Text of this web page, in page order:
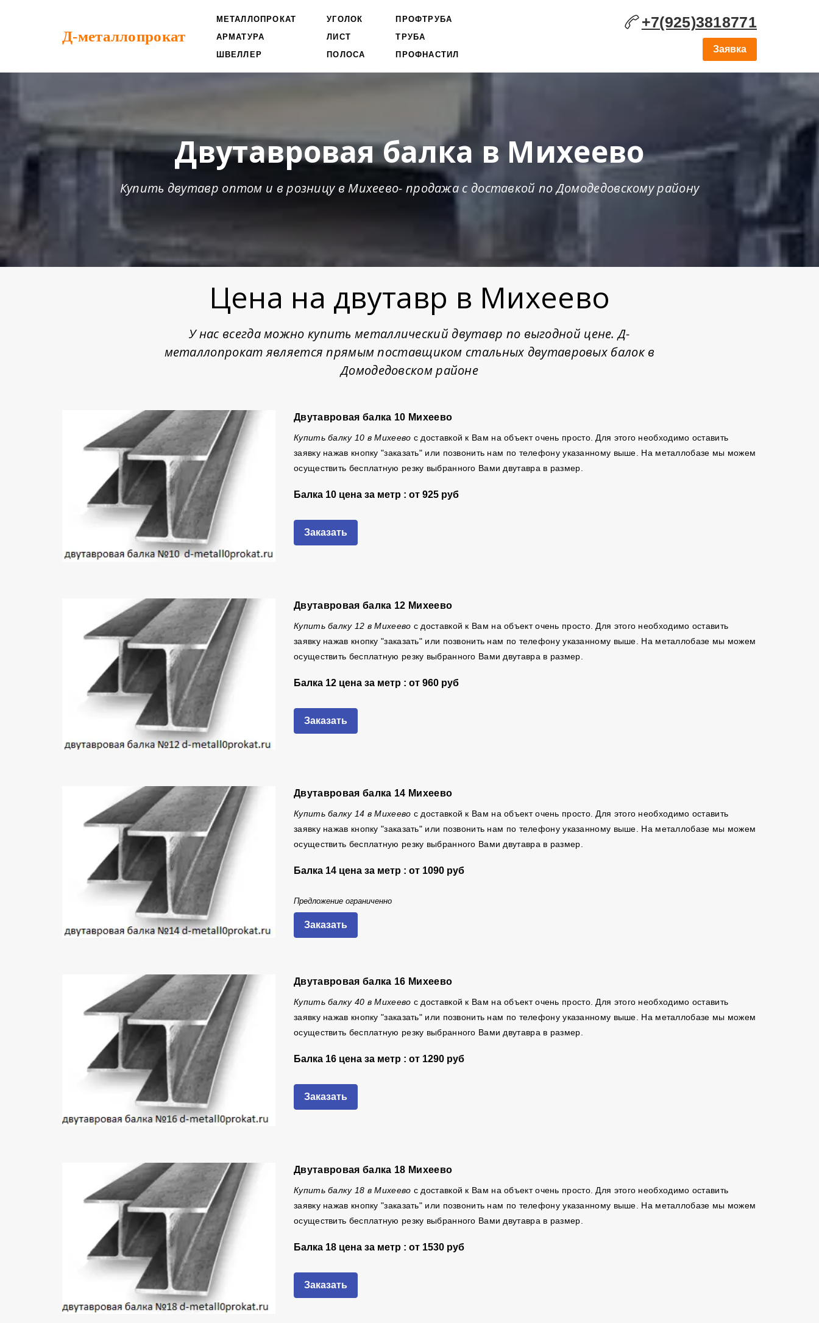
Д-металлопрокат
МЕТАЛЛОПРОКАТ
АРМАТУРА
ШВЕЛЛЕР
УГОЛОК
ЛИСТ
ПОЛОСА
ПРОФТРУБА
ТРУБА
ПРОФНАСТИЛ
+7(925)3818771
Заявка
Двутавровая балка в Михеево
Купить двутавр оптом и в розницу в Михеево- продажа с доставкой по Домодедовскому району
Цена на двутавр в Михеево
У нас всегда можно купить металлический двутавр по выгодной цене. Д-
металлопрокат является прямым поставщиком стальных двутавровых балок в
Домодедовском районе
Двутавровая балка 10 Михеево
Купить балку 10 в Михеево с доставкой к Вам на объект очень просто. Для этого необходимо оставить
заявку нажав кнопку "заказать" или позвонить нам по телефону указанному выше. На металлобазе мы можем
осуществить бесплатную резку выбранного Вами двутавра в размер.
Балка 10 цена за метр : от 925 руб
Заказать
Двутавровая балка 12 Михеево
Купить балку 12 в Михеево с доставкой к Вам на объект очень просто. Для этого необходимо оставить
заявку нажав кнопку "заказать" или позвонить нам по телефону указанному выше. На металлобазе мы можем
осуществить бесплатную резку выбранного Вами двутавра в размер.
Балка 12 цена за метр : от 960 руб
Заказать
Двутавровая балка 14 Михеево
Купить балку 14 в Михеево с доставкой к Вам на объект очень просто. Для этого необходимо оставить
заявку нажав кнопку "заказать" или позвонить нам по телефону указанному выше. На металлобазе мы можем
осуществить бесплатную резку выбранного Вами двутавра в размер.
Балка 14 цена за метр : от 1090 руб
Предложение ограниченно
Заказать
Двутавровая балка 16 Михеево
Купить балку 40 в Михеево с доставкой к Вам на объект очень просто. Для этого необходимо оставить
заявку нажав кнопку "заказать" или позвонить нам по телефону указанному выше. На металлобазе мы можем
осуществить бесплатную резку выбранного Вами двутавра в размер.
Балка 16 цена за метр : от 1290 руб
Заказать
Двутавровая балка 18 Михеево
Купить балку 18 в Михеево с доставкой к Вам на объект очень просто. Для этого необходимо оставить
заявку нажав кнопку "заказать" или позвонить нам по телефону указанному выше. На металлобазе мы можем
осуществить бесплатную резку выбранного Вами двутавра в размер.
Балка 18 цена за метр : от 1530 руб
Заказать